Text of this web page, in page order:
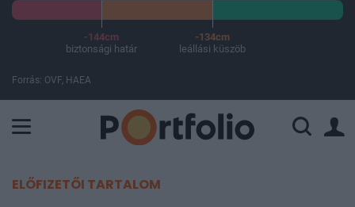
-144cm
biztonsági határ
-134cm
leállási küszöb
Forrás: OVF, HAEA
ELŐFIZETŐI TARTALOM